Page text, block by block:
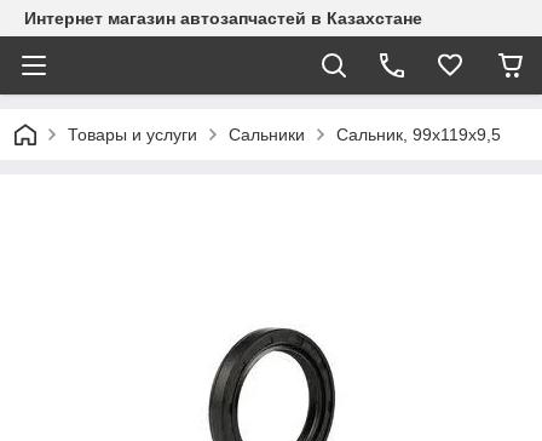
Интернет магазин автозапчастей в Казахстане
Товары и услуги Сальники Сальник, 99х119х9,5